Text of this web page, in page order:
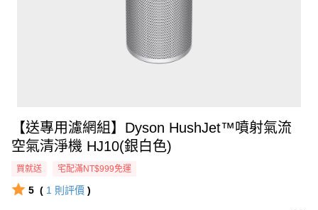
【送專用濾網組】Dyson HushJet™噴射氣流
空氣清淨機 HJ10(銀白色)
買就送 宅配滿NT$999免運
5 ( 1 則評價 )